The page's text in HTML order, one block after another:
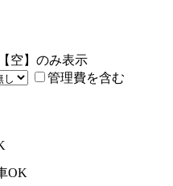
【空】のみ表示
管理費を含む
OK